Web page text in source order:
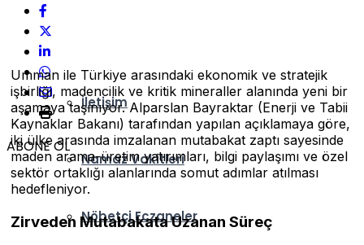
İletişim
Namaz Vakitleri
Nöbetçi Eczaneler
ABONE OL
Umman ile Türkiye arasındaki ekonomik ve stratejik
işbirliği, madencilik ve kritik mineraller alanında yeni bir
aşamaya taşınıyor. Alparslan Bayraktar (Enerji ve Tabii
Kaynaklar Bakanı) tarafından yapılan açıklamaya göre,
iki ülke arasında imzalanan mutabakat zaptı sayesinde
maden arama-üretim yatırımları, bilgi paylaşımı ve özel
sektör ortaklığı alanlarında somut adımlar atılması
hedefleniyor.
Zirveden Mutabakata Uzanan Süreç